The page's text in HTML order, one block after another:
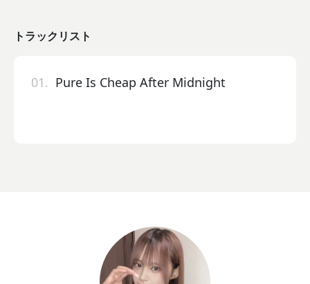
トラックリスト
01. Pure Is Cheap After Midnight